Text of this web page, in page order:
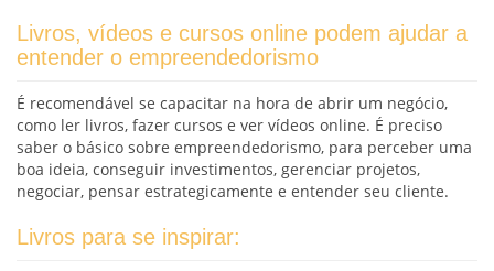
Livros, vídeos e cursos online podem ajudar a
entender o empreendedorismo
É recomendável se capacitar na hora de abrir um negócio,
como ler livros, fazer cursos e ver vídeos online. É preciso
saber o básico sobre empreendedorismo, para perceber uma
boa ideia, conseguir investimentos, gerenciar projetos,
negociar, pensar estrategicamente e entender seu cliente.
Livros para se inspirar: